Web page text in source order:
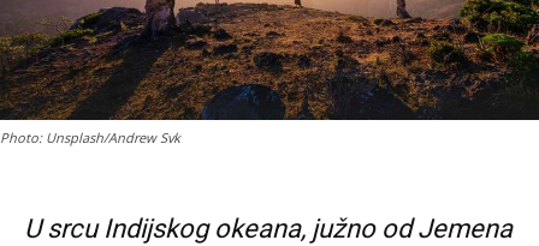
Photo: Unsplash/Andrew Svk
U srcu Indijskog okeana, južno od Jemena